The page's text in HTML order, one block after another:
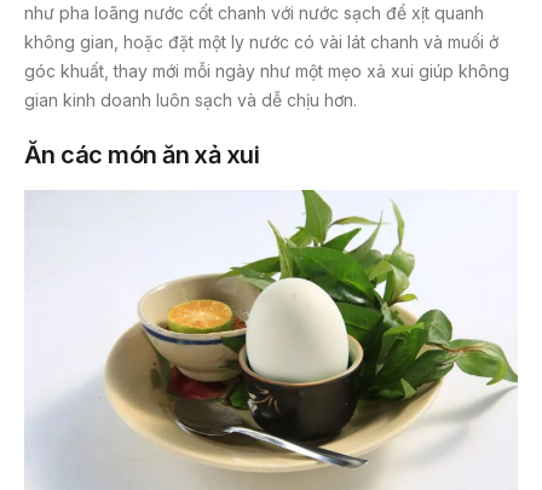
như pha loãng nước cốt chanh với nước sạch để xịt quanh
không gian, hoặc đặt một ly nước có vài lát chanh và muối ở
góc khuất, thay mới mỗi ngày như một mẹo xả xui giúp không
gian kinh doanh luôn sạch và dễ chịu hơn.
Ăn các món ăn xả xui